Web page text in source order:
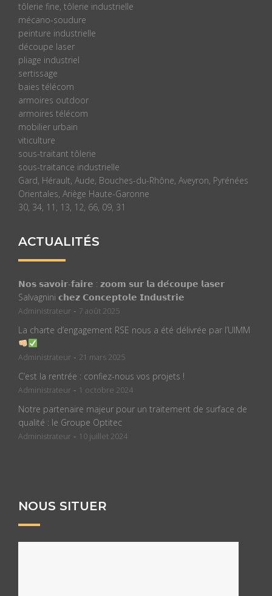
tôlerie fine, tôlerie industrielle
mécano-soudure
peinture industrielle
découpe laser
pliage industriel
sertissage
baies télécom
armoires outdoor
armoires télécom
mobilier urbain
viticulture
sous-traitant tôlerie
sous-traitance industrielle
Gard, Hérault, Aude, Bouches-du-Rhône, Aveyron, Pyrénées
Orientales, Ariège Haute-Garonne
30, 34, 11, 13, 12, 66, 09, 31
ACTUALITÉS
𝗡𝗼𝘀 𝘀𝗮𝘃𝗼𝗶𝗿-𝗳𝗮𝗶𝗿𝗲 : 𝘇𝗼𝗼𝗺 𝘀𝘂𝗿 𝗹𝗮 𝗱𝗲́𝗰𝗼𝘂𝗽𝗲 𝗹𝗮𝘀𝗲𝗿
Salvagnini 𝗰𝗵𝗲𝘇 𝗖𝗼𝗻𝗰𝗲𝗽𝘁𝗼𝗹𝗲 𝗜𝗻𝗱𝘂𝘀𝘁𝗿𝗶𝗲
Administrateur - 7 août 2025
La charte d’engagement RSE nous a été délivrée par l’UIMM
Administrateur - 21 mars 2025
C’est la rentrée : confiez-nous vos projets !
Administrateur - 1 octobre 2024
Notre partenaire majeur pour un traitement de surface de
qualité : le Groupe Optitec
Administrateur - 10 juillet 2024
NOUS SITUER